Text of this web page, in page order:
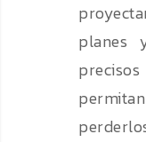
planes